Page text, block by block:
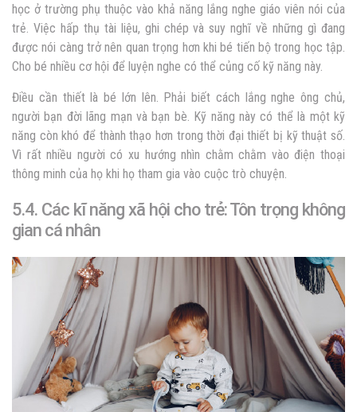
học ở trường phụ thuộc vào khả năng lắng nghe giáo viên nói của
trẻ. Việc hấp thụ tài liệu, ghi chép và suy nghĩ về những gì đang
được nói càng trở nên quan trọng hơn khi bé tiến bộ trong học tập.
Cho bé nhiều cơ hội để luyện nghe có thể củng cố kỹ năng này.
Điều cần thiết là bé lớn lên. Phải biết cách lắng nghe ông chủ,
người bạn đời lãng mạn và bạn bè. Kỹ năng này có thể là một kỹ
năng còn khó để thành thạo hơn trong thời đại thiết bị kỹ thuật số.
Vì rất nhiều người có xu hướng nhìn chằm chằm vào điện thoại
thông minh của họ khi họ tham gia vào cuộc trò chuyện.
5.4. Các kĩ năng xã hội cho trẻ: Tôn trọng không
gian cá nhân